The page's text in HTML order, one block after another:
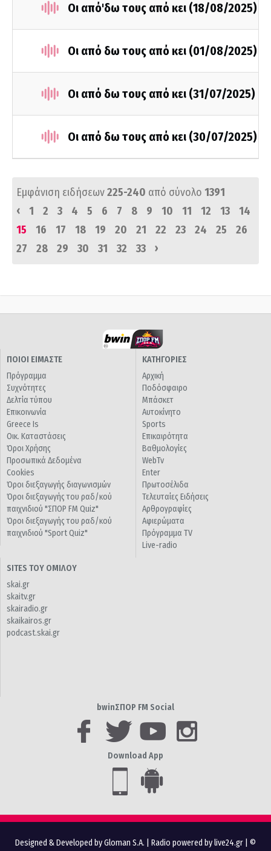
Οι από'δω τους από κει (18/08/2025)
Οι από δω τους από κει (01/08/2025)
Οι από δω τους από κει (31/07/2025)
Οι από δω τους από κει (30/07/2025)
Εμφάνιση ειδήσεων225-240 από σύνολο 1391
‹
1 2 3 4 5 6 7 8 9 10 11 12 13
14
15
16 17 18 19 20 21 22 23 24 25
26
27
28 29 30 31 32 33 ›
ΠΟΙΟΙ ΕΙΜΑΣΤΕ
Πρόγραμμα
Συχνότητες
Δελτία τύπου
Επικοινωνία
Greece Is
Οικ. Καταστάσεις
Όροι Χρήσης
Προσωπικά Δεδομένα
Cookies
Όροι διεξαγωγής διαγωνισμών
Όροι διεξαγωγής του ραδ/κού
παιχνιδιού "ΣΠΟΡ FM Quiz"
Όροι διεξαγωγής του ραδ/κού
παιχνιδιού "Sport Quiz"
ΚΑΤΗΓΟΡΙΕΣ
Αρχική
Ποδόσφαιρο
Μπάσκετ
Αυτοκίνητο
Sports
Επικαιρότητα
Βαθμολογίες
WebTv
Enter
Πρωτοσέλιδα
Τελευταίες Ειδήσεις
Αρθρογραφίες
Αφιερώματα
Πρόγραμμα TV
Live-radio
SITES ΤΟΥ ΟΜΙΛΟΥ
skai.gr
skaitv.gr
skairadio.gr
skaikairos.gr
podcast.skai.gr
bwinΣΠΟΡ FM Social
Download App
Designed & Developed by Gloman S.A. Radio powered by live24.gr | ©